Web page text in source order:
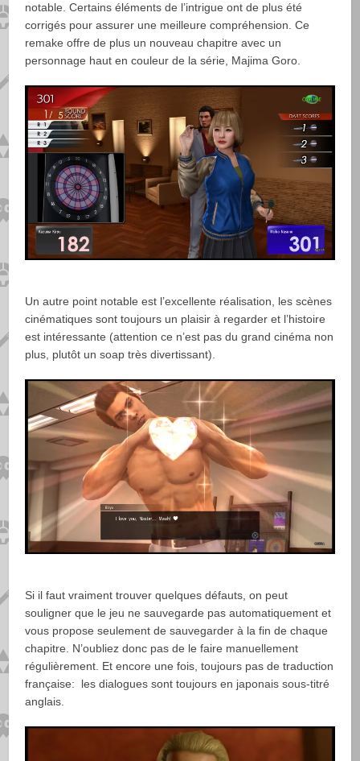
notable. Certains éléments de l’intrigue ont de plus été
corrigés pour assurer une meilleure compréhension. Ce
remake offre de plus un nouveau chapitre avec un
personnage haut en couleur de la série, Majima Goro.
Un autre point notable est l’excellente réalisation, les scènes
cinématiques sont toujours un plaisir à regarder et l’histoire
est intéressante (attention ce n’est pas du grand cinéma non
plus, plutôt un soap très divertissant).
Si il faut vraiment trouver quelques défauts, on peut
souligner que le jeu ne sauvegarde pas automatiquement et
vous propose seulement de sauvegarder à la fin de chaque
chapitre. N’oubliez donc pas de le faire manuellement
régulièrement. Et encore une fois, toujours pas de traduction
française: les dialogues sont toujours en japonais sous-titré
anglais.